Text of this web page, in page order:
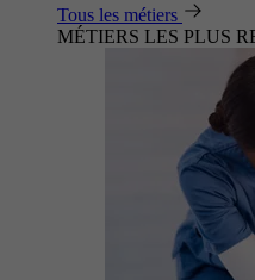
Tous les métiers
MÉTIERS LES PLUS